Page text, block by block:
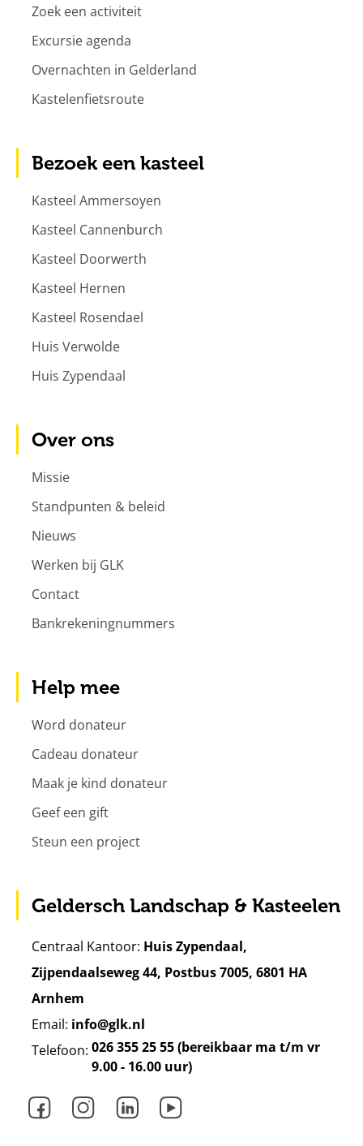
Zoek een activiteit
Excursie agenda
Overnachten in Gelderland
Kastelenfietsroute
Bezoek een kasteel
Kasteel Ammersoyen
Kasteel Cannenburch
Kasteel Doorwerth
Kasteel Hernen
Kasteel Rosendael
Huis Verwolde
Huis Zypendaal
Over ons
Missie
Standpunten & beleid
Nieuws
Werken bij GLK
Contact
Bankrekeningnummers
Help mee
Word donateur
Cadeau donateur
Maak je kind donateur
Geef een gift
Steun een project
Geldersch Landschap & Kasteelen
Centraal Kantoor: Huis Zypendaal,
Zijpendaalseweg 44, Postbus 7005, 6801 HA
Arnhem
Email: info@glk.nl
Telefoon: 026 355 25 55 (bereikbaar ma t/m vr
9.00 - 16.00 uur)